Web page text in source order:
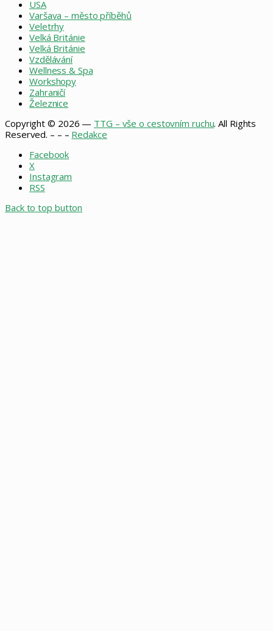
USA
Varšava – město příběhů
Veletrhy
Velká Británie
Velká Británie
Vzdělávání
Wellness & Spa
Workshopy
Zahraničí
Železnice
Copyright © 2026 — TTG – vše o cestovním ruchu. All Rights
Reserved. – – – Redakce
Facebook
X
Instagram
RSS
Back to top button